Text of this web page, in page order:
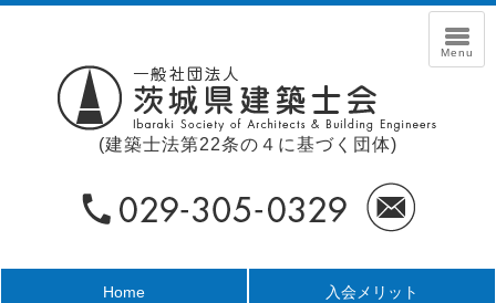
(建築士法第22条の４に基づく団体)
Home 入会メリット